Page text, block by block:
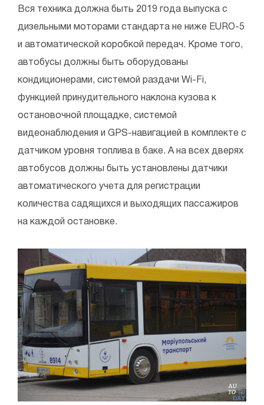
Вся техника должна быть 2019 года выпуска с
дизельными моторами стандарта не ниже EURO-5
и автоматической коробкой передач. Кроме того,
автобусы должны быть оборудованы
кондиционерами, системой раздачи Wi-Fi,
функцией принудительного наклона кузова к
остановочной площадке, системой
видеонаблюдения и GPS-навигацией в комплекте с
датчиком уровня топлива в баке. А на всех дверях
автобусов должны быть установлены датчики
автоматического учета для регистрации
количества садящихся и выходящих пассажиров
на каждой остановке.